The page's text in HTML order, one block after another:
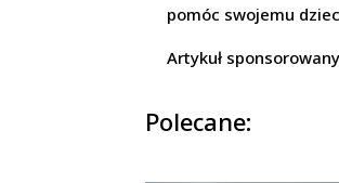
pomóc swojemu
Artykuł
Polecane: